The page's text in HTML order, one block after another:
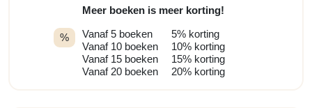
%
Meer boeken is meer korting!
Vanaf 5 boeken
Vanaf 10 boeken
Vanaf 15 boeken
Vanaf 20 boeken
5% korting
10% korting
15% korting
20% korting